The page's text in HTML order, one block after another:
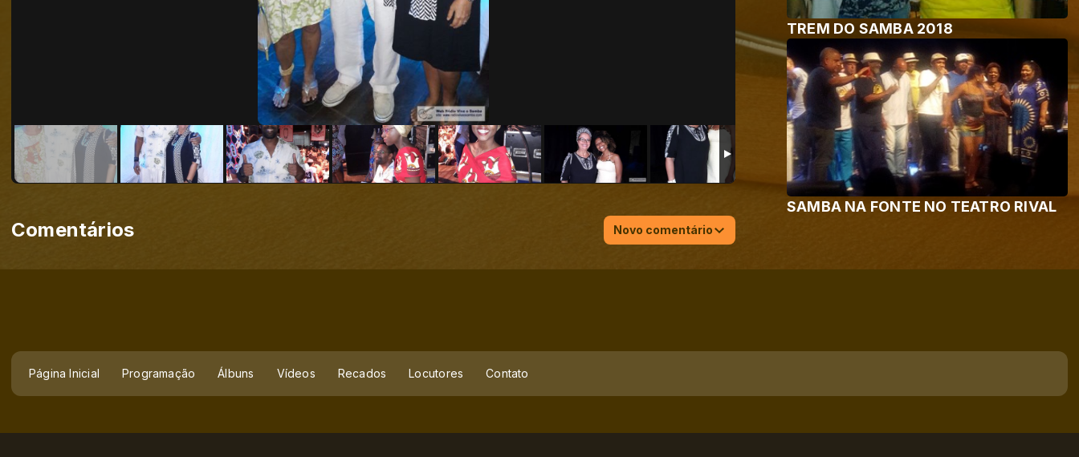
TREM DO SAMBA 2018
SAMBA NA FONTE NO TEATRO RIVAL
Comentários Novo comentário
Página Inicial Programação Álbuns Vídeos Recados Locutores Contato